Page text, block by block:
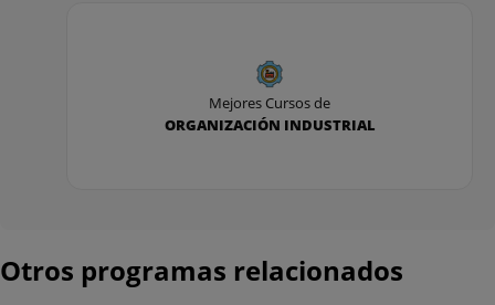
Mejores Cursos de
ORGANIZACIÓN INDUSTRIAL
Otros programas relacionados